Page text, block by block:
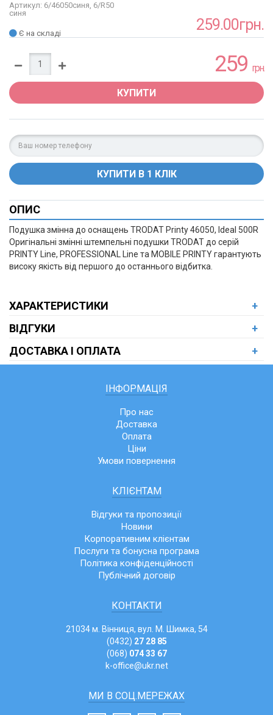
Артикул: 6/46050синя, 6/R50
синя
Є на складі 259.00грн.
259 грн.
КУПИТИ
ОПИС
Подушка змінна до оснащень TRODAT Printy 46050, Ideal 500R
Оригінальні змінні штемпельні подушки TRODAT до серій
PRINTY Line, PROFESSIONAL Line та MOBILE PRINTY гарантують
високу якість від першого до останнього відбитка.
ХАРАКТЕРИСТИКИ
+
ВІДГУКИ
+
ДОСТАВКА І ОПЛАТА
+
ІНФОРМАЦІЯ
Про нас
Доставка
Оплата
Ціни
Умови повернення
КЛІЄНТАМ
Відгуки та пропозиції
Новини
Корпоративним клієнтам
Послуги та бонусна програма
Політика конфіденційності
Публічний договір
КОНТАКТИ
21034 м. Вінниця, вул. М. Шимка, 54
(0432) 27 28 85
(068) 074 33 67
k-office@ukr.net
МИ В СОЦ.МЕРЕЖАХ